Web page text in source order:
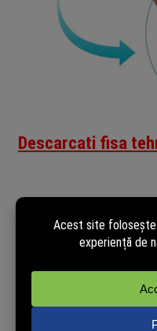
Descarcati fisa
Recenzii verificate
Recenzia poate fi lăsată
Cumpără și tu acum pentru